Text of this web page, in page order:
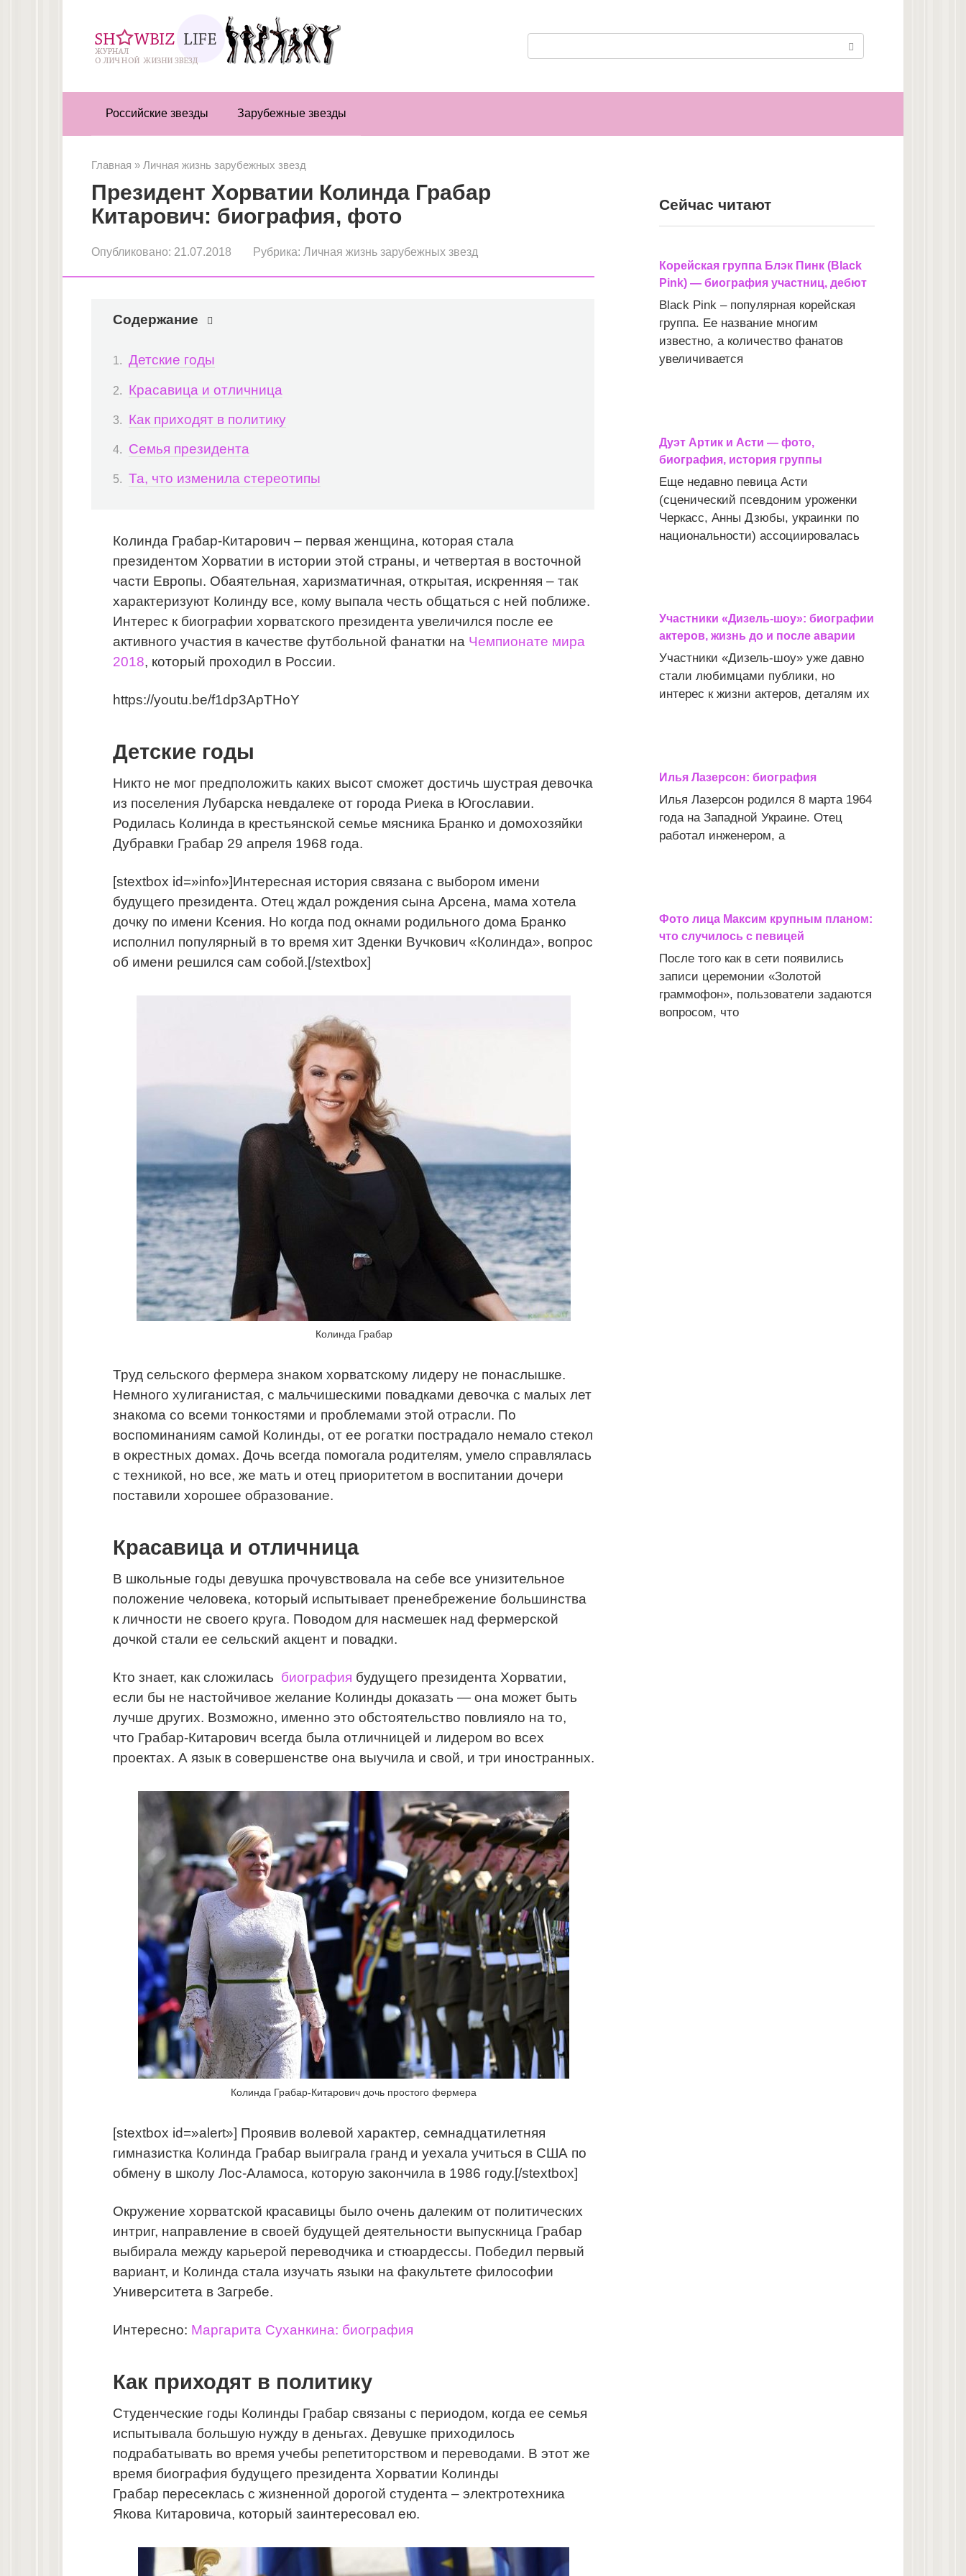
Российские звезды Зарубежные звезды
Главная » Личная жизнь зарубежных звезд
Президент Хорватии Колинда Грабар
Китарович: биография, фото
Опубликовано: 21.07.2018 Рубрика: Личная жизнь зарубежных звезд
Содержание
Детские годы
Красавица и отличница
Как приходят в политику
Семья президента
Та, что изменила стереотипы
Колинда Грабар-Китарович – первая женщина, которая стала
президентом Хорватии в истории этой страны, и четвертая в восточной
части Европы. Обаятельная, харизматичная, открытая, искренняя – так
характеризуют Колинду все, кому выпала честь общаться с ней поближе.
Интерес к биографии хорватского президента увеличился после ее
активного участия в качестве футбольной фанатки на Чемпионате мира
2018, который проходил в России.
https://youtu.be/f1dp3ApTHoY
Детские годы
Никто не мог предположить каких высот сможет достичь шустрая девочка
из поселения Лубарска невдалеке от города Риека в Югославии.
Родилась Колинда в крестьянской семье мясника Бранко и домохозяйки
Дубравки Грабар 29 апреля 1968 года.
[stextbox id=»info»]Интересная история связана с выбором имени
будущего президента. Отец ждал рождения сына Арсена, мама хотела
дочку по имени Ксения. Но когда под окнами родильного дома Бранко
исполнил популярный в то время хит Зденки Вучкович «Колинда», вопрос
об имени решился сам собой.[/stextbox]
Колинда Грабар
Труд сельского фермера знаком хорватскому лидеру не понаслышке.
Немного хулиганистая, с мальчишескими повадками девочка с малых лет
знакома со всеми тонкостями и проблемами этой отрасли. По
воспоминаниям самой Колинды, от ее рогатки пострадало немало стекол
в окрестных домах. Дочь всегда помогала родителям, умело справлялась
с техникой, но все, же мать и отец приоритетом в воспитании дочери
поставили хорошее образование.
Красавица и отличница
В школьные годы девушка прочувствовала на себе все унизительное
положение человека, который испытывает пренебрежение большинства
к личности не своего круга. Поводом для насмешек над фермерской
дочкой стали ее сельский акцент и повадки.
Кто знает, как сложилась биография будущего президента Хорватии,
если бы не настойчивое желание Колинды доказать — она может быть
лучше других. Возможно, именно это обстоятельство повлияло на то,
что Грабар-Китарович всегда была отличницей и лидером во всех
проектах. А язык в совершенстве она выучила и свой, и три иностранных.
Колинда Грабар-Китарович дочь простого фермера
[stextbox id=»alert»] Проявив волевой характер, семнадцатилетняя
гимназистка Колинда Грабар выиграла гранд и уехала учиться в США по
обмену в школу Лос-Аламоса, которую закончила в 1986 году.[/stextbox]
Окружение хорватской красавицы было очень далеким от политических
интриг, направление в своей будущей деятельности выпускница Грабар
выбирала между карьерой переводчика и стюардессы. Победил первый
вариант, и Колинда стала изучать языки на факультете философии
Университета в Загребе.
Интересно: Маргарита Суханкина: биография
Как приходят в политику
Студенческие годы Колинды Грабар связаны с периодом, когда ее семья
испытывала большую нужду в деньгах. Девушке приходилось
подрабатывать во время учебы репетиторством и переводами. В этот же
время биография будущего президента Хорватии Колинды
Грабар пересеклась с жизненной дорогой студента – электротехника
Якова Китаровича, который заинтересовал ею.
Сейчас читают
Корейская группа Блэк Пинк (Black
Pink) — биография участниц, дебют
Black Pink – популярная корейская
группа. Ее название многим
известно, а количество фанатов
увеличивается
Дуэт Артик и Асти — фото,
биография, история группы
Еще недавно певица Асти
(сценический псевдоним уроженки
Черкасс, Анны Дзюбы, украинки по
национальности) ассоциировалась
Участники «Дизель-шоу»: биографии
актеров, жизнь до и после аварии
Участники «Дизель-шоу» уже давно
стали любимцами публики, но
интерес к жизни актеров, деталям их
Илья Лазерсон: биография
Илья Лазерсон родился 8 марта 1964
года на Западной Украине. Отец
работал инженером, а
Фото лица Максим крупным планом:
что случилось с певицей
После того как в сети появились
записи церемонии «Золотой
граммофон», пользователи задаются
вопросом, что